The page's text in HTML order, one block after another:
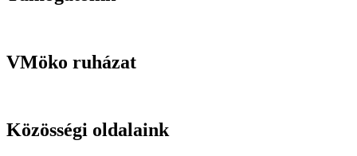
VMöko ruházat
Közösségi oldalaink